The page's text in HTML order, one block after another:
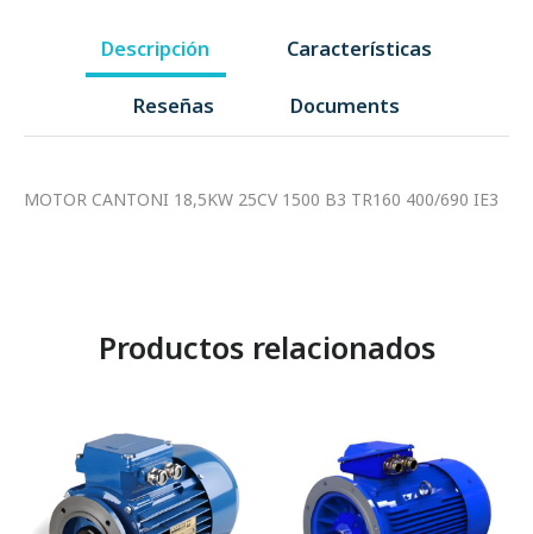
Descripción Características
Reseñas Documents
MOTOR CANTONI 18,5KW 25CV 1500 B3 TR160 400/690 IE3
Productos relacionados